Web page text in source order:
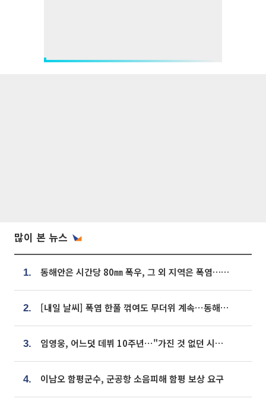
많이 본 뉴스
1. 동해안은 시간당 80㎜ 폭우, 그 외 지역은 폭염…‘극과 극 날씨’
2. [내일 날씨] 폭염 한풀 꺾여도 무더위 계속⋯동해안 이틀 연속 비
3. 임영웅, 어느덧 데뷔 10주년⋯"가진 것 없던 시절, 내 앞엔 20명의 팬뿐"
4. 이남오 함평군수, 군공항 소음피해 함평 보상 요구